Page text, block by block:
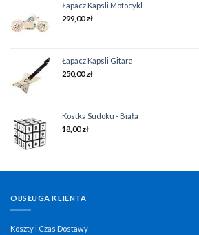
Łapacz Kapsli Motocykl
299,00zł
Łapacz Kapsli Gitara
250,00zł
Kostka Sudoku - Biała
18,00zł
OBSŁUGA KLIENTA
Koszty i Czas Dostawy